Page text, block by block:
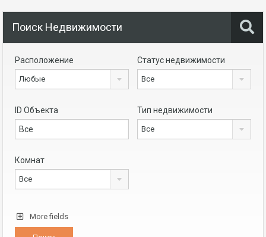
Поиск Недвижимости
Расположение
Любые
Статус недвижимости
Все
ID Объекта Тип недвижимости
Все
Комнат
Все
More fields